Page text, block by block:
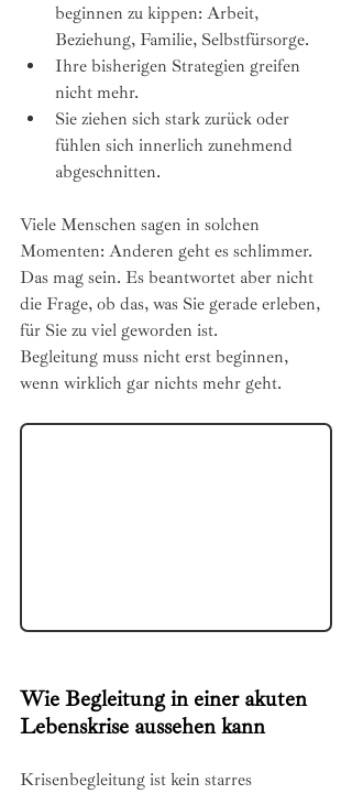
beginnen zu kippen: Arbeit,
Beziehung, Familie, Selbstfürsorge.
Ihre bisherigen Strategien greifen
nicht mehr.
Sie ziehen sich stark zurück oder
fühlen sich innerlich zunehmend
abgeschnitten.
Viele Menschen sagen in solchen
Momenten: Anderen geht es schlimmer.
Das mag sein. Es beantwortet aber nicht
die Frage, ob das, was Sie gerade erleben,
für Sie zu viel geworden ist.
Begleitung muss nicht erst beginnen,
wenn wirklich gar nichts mehr geht.
Wie Begleitung in einer akuten
Lebenskrise aussehen kann
Krisenbegleitung ist kein starres